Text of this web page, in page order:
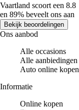
Vaartland scoort een 8.8
en 89% beveelt ons aan
Bekijk beoordelingen
Ons aanbod
Alle occasions
Alle aanbiedingen
Auto online kopen
Informatie
Online kopen